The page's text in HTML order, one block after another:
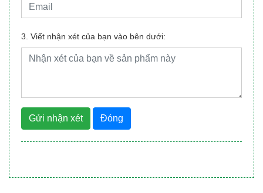
3. Viết nhận xét của bạn vào bên dưới:
Gửi nhận xét Đóng